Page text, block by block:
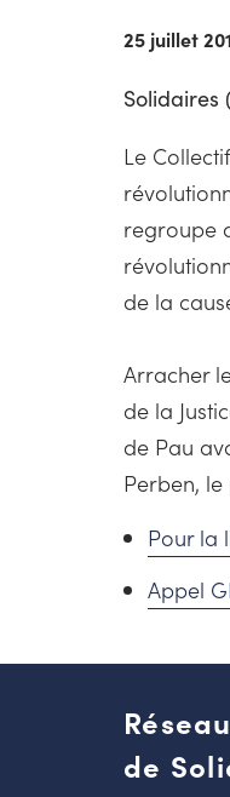
25 juillet
Solidaires
Le
regroupe
de la
Arracher
de la
de Pau
Perben,
Pour la
Appel
de